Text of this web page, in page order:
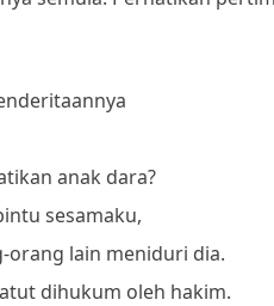
anak dara?
sesamaku,
orang lain meniduri dia.
dihukum oleh hakim.